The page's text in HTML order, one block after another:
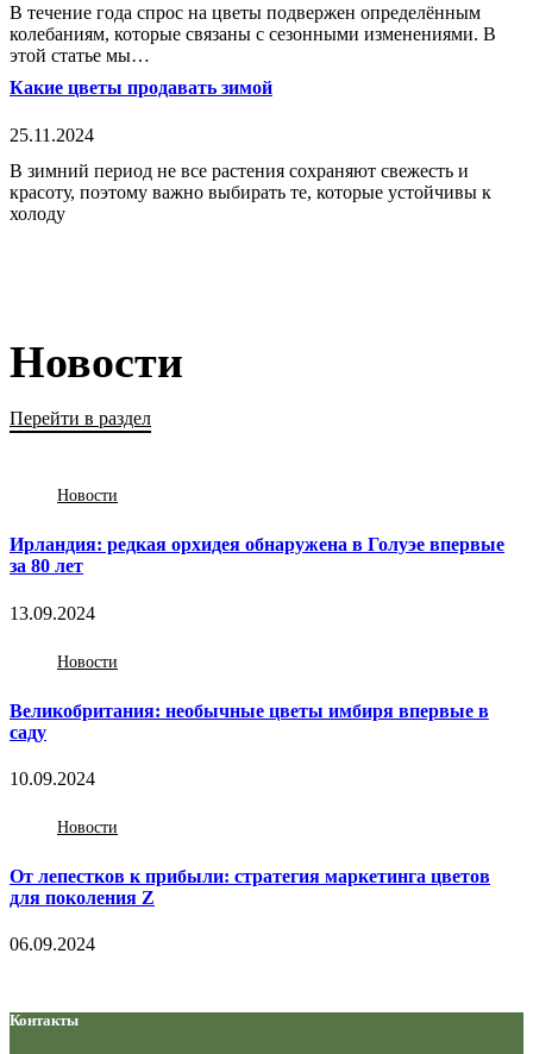
В течение года спрос на цветы подвержен определённым
колебаниям, которые связаны с сезонными изменениями. В
этой статье мы…
Какие цветы продавать зимой
25.11.2024
В зимний период не все растения сохраняют свежесть и
красоту, поэтому важно выбирать те, которые устойчивы к
холоду
Новости
Перейти в раздел
Новости
Ирландия: редкая орхидея обнаружена в Голуэе впервые
за 80 лет
13.09.2024
Новости
Великобритания: необычные цветы имбиря впервые в
саду
10.09.2024
Новости
От лепестков к прибыли: стратегия маркетинга цветов
для поколения Z
06.09.2024
Контакты